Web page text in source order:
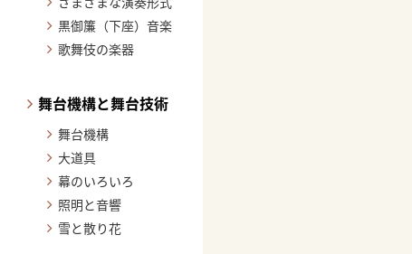
黒御簾（下座）音楽
歌舞伎の楽器
舞台機構と舞台技術
舞台機構
大道具
幕のいろいろ
照明と音響
雪と散り花